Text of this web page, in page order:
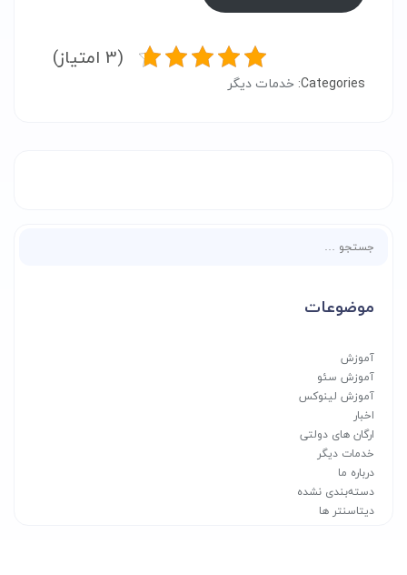
(3 امتیاز)
Categories: خدمات دیگر
برای:
موضوعات
آموزش
آموزش سئو
آموزش لینوکس
اخبار
ارگان های دولتی
خدمات دیگر
درباره ما
دسته‌بندی نشده
دیتاسنتر ها